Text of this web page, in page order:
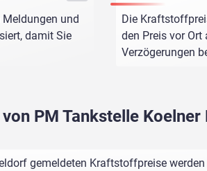
und
damit Sie
Die
den Preis vor
Verzögerungen
PM Tankstelle
gemeldeten Kraftstoffpreise